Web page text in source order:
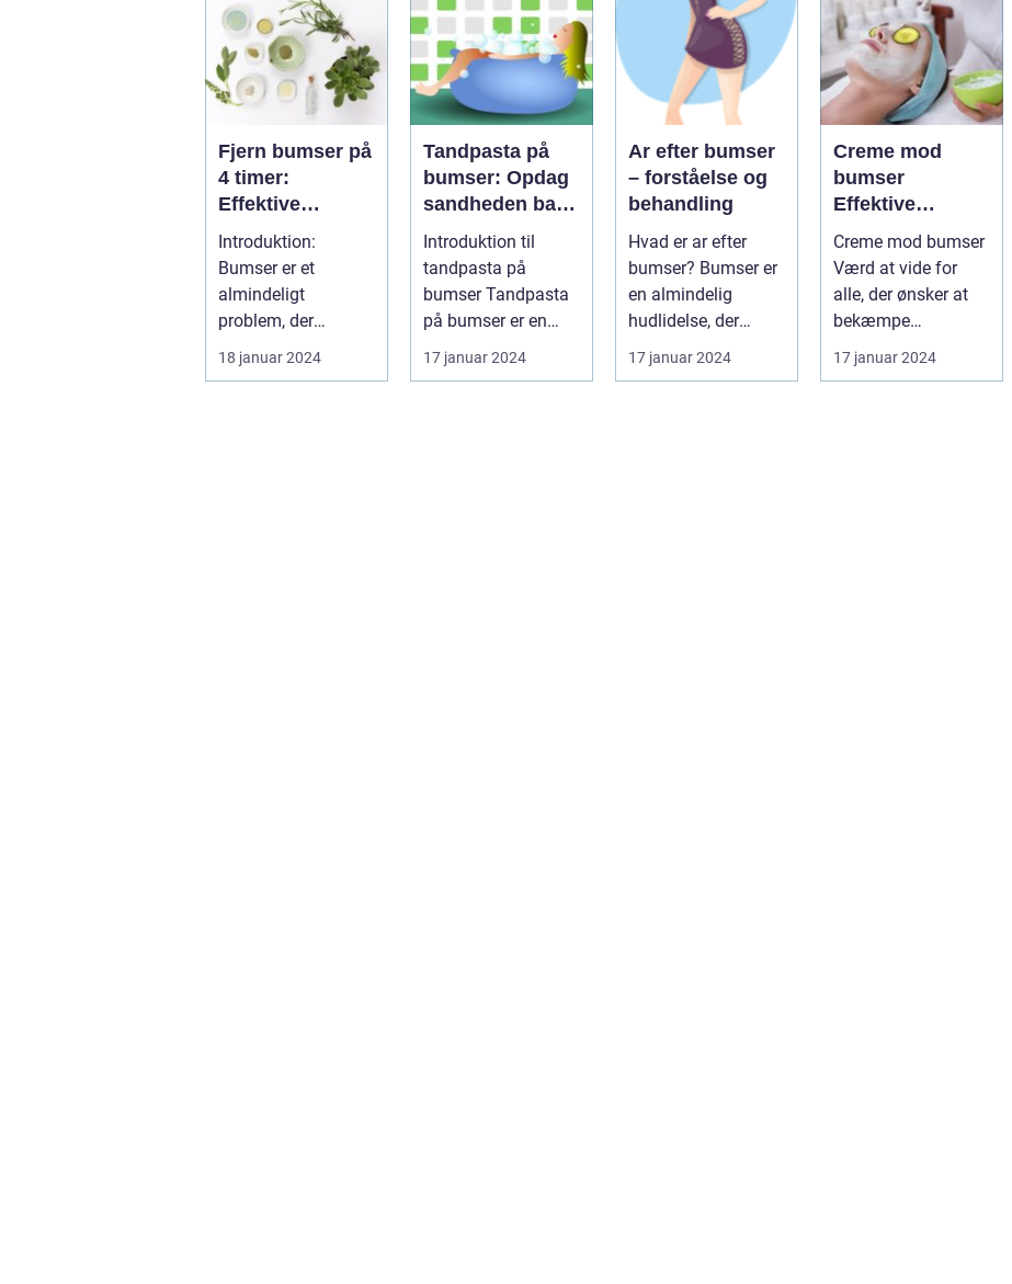
Fjern bumser på
4 timer:
Effektive
metoder og
vigtige
oplysninger
Introduktion:
Bumser er et
almindeligt
problem, der
påvirker mange
mennesker, især
18 januar 2024
Tandpasta på
bumser: Opdag
sandheden bag
dette populære
hjemmebehandli
ngsmiddel
Introduktion til
tandpasta på
bumser Tandpasta
på bumser er en
populær
hjemmebehandling
17 januar 2024
Ar efter bumser
– forståelse og
behandling
Hvad er ar efter
bumser? Bumser er
en almindelig
hudlidelse, der
rammer mange
mennesker i deres
17 januar 2024
Creme mod
bumser
Effektive
løsninger til et
glattere og mere
sundt udseende
Creme mod bumser
Værd at vide for
alle, der ønsker at
bekæmpe
hudproblemer
Introduktion til
17 januar 2024